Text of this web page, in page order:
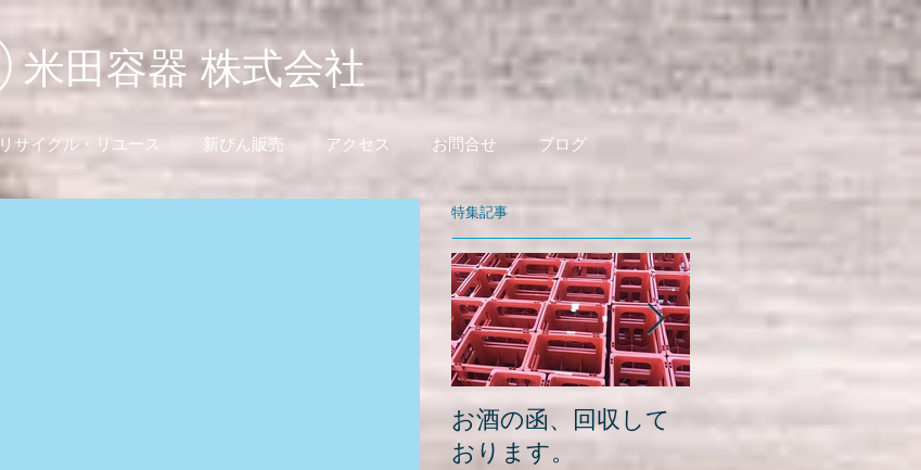
米田容器 株式会社
リサイクル・リユース 新びん販売 アクセス お問合せ ブログ
特集記事
お酒の函、回収して
おります。
緑瓶を使って